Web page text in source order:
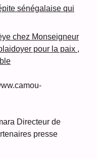
sénégalaise qui
chez Monseigneur
pour la paix ,
Directeur de
presse